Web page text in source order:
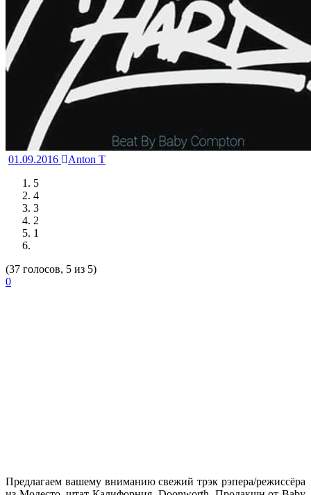
01.09.2016
Anton T
5
4
3
2
1
(37 голосов, 5 из 5)
0
Предлагаем вашему вниманию свежий трэк рэпера/режиссёра